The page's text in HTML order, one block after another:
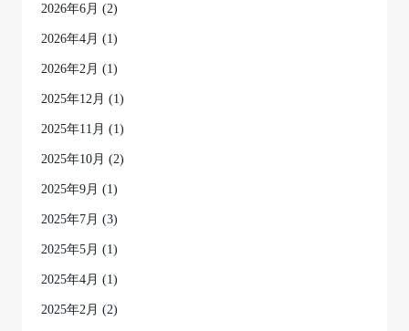
2026年6月 (2)
2026年4月 (1)
2026年2月 (1)
2025年12月 (1)
2025年11月 (1)
2025年10月 (2)
2025年9月 (1)
2025年7月 (3)
2025年5月 (1)
2025年4月 (1)
2025年2月 (2)